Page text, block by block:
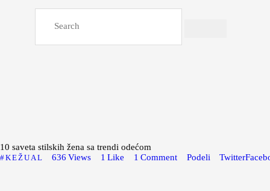
10 saveta stilskih žena sa trendi odećom
KEŽUAL 636 Views 1 Like 1 Comment Podeli Twitter